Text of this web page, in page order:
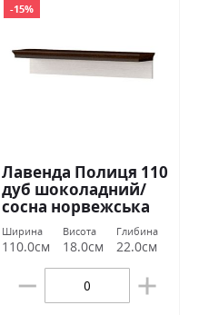
-15%
Лавенда Полиця 110
дуб шоколадний/
сосна норвежська
ВМВ Холдинг
Ширина
110.0см
Висота
18.0см
Глибина
22.0см